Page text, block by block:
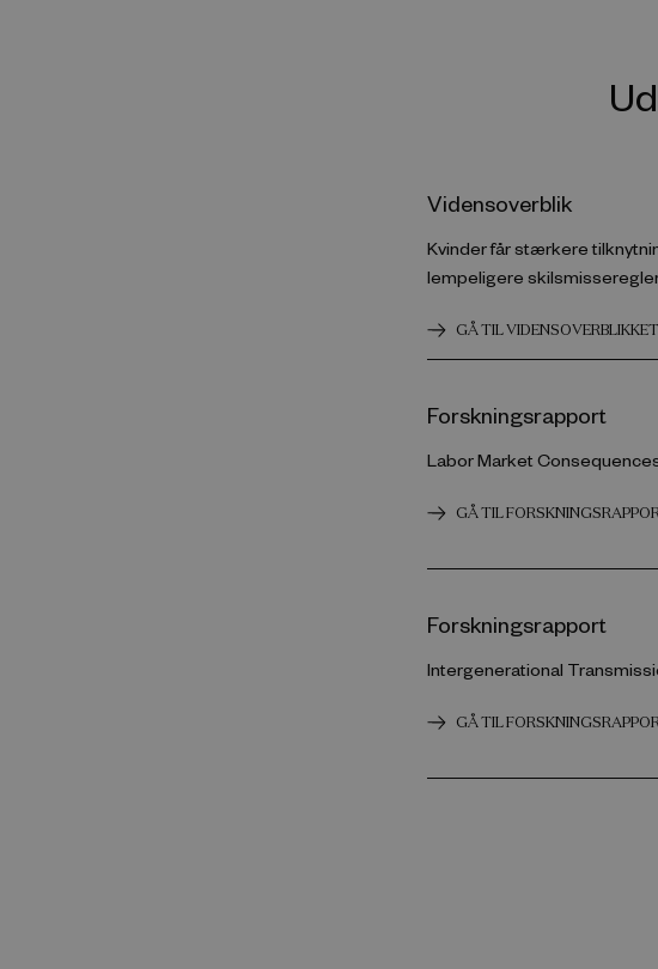
Vidensoverblik
Kvinder får stærkere
lempeligere
GÅ TIL VIDENSOVERBLIKKET
Forskningsrapport
Labor Market
GÅ TIL
Forskningsrapport
Intergenerational
GÅ TIL